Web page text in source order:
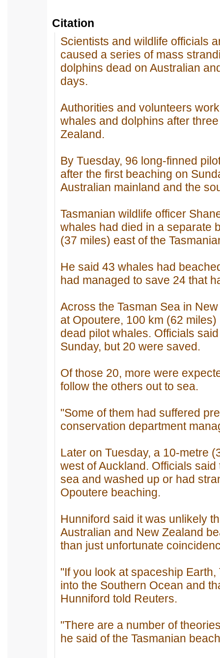
Citation
Scientists and wildlife officials
caused a series of mass
dolphins dead on Australian
days.
Authorities and volunteers
whales and dolphins after
Zealand.
By Tuesday, 96 long-finned
after the first beaching on
Australian mainland and the
Tasmanian wildlife officer
whales had died in a separate
(37 miles) east of the
He said 43 whales had
had managed to save 24 that
Across the Tasman Sea in
at Opoutere, 100 km (62
dead pilot whales. Officials
Sunday, but 20 were saved.
Of those 20, more were
follow the others out to sea.
"Some of them had suffered
conservation department
Later on Tuesday, a 10-metre
west of Auckland. Officials
sea and washed up or had
Opoutere beaching.
Hunniford said it was unlikely
Australian and New Zealand
than just unfortunate
"If you look at spaceship
into the Southern Ocean and
Hunniford told Reuters.
"There are a number of
he said of the Tasmanian